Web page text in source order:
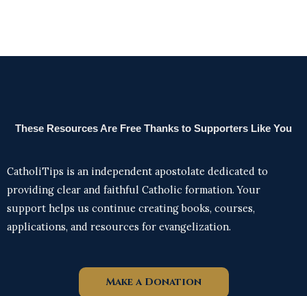
These Resources Are Free Thanks to Supporters Like You
CatholiTips is an independent apostolate dedicated to
providing clear and faithful Catholic formation. Your
support helps us continue creating books, courses,
applications, and resources for evangelization.
Make a Donation